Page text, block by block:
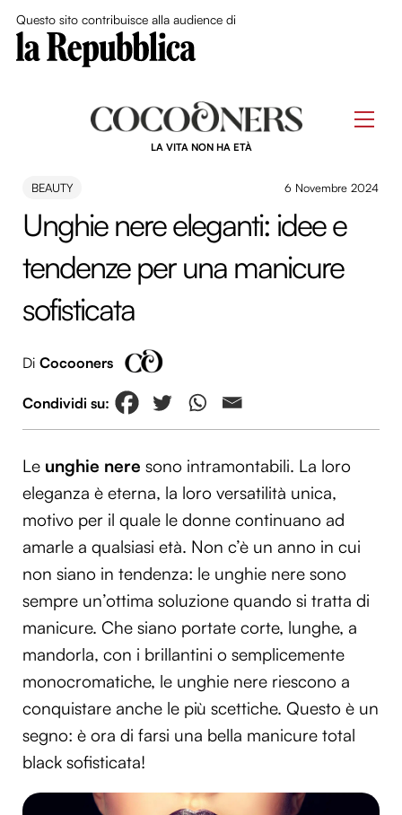
Questo sito contribuisce alla audience di
LA VITA NON HA ETÀ
BEAUTY 6 Novembre 2024
Unghie nere eleganti: idee e
tendenze per una manicure
sofisticata
Di Cocooners
Le unghie nere sono intramontabili. La loro
eleganza è eterna, la loro versatilità unica,
motivo per il quale le donne continuano ad
amarle a qualsiasi età. Non c’è un anno in cui
non siano in tendenza: le unghie nere sono
sempre un’ottima soluzione quando si tratta di
manicure. Che siano portate corte, lunghe, a
mandorla, con i brillantini o semplicemente
monocromatiche, le unghie nere riescono a
conquistare anche le più scettiche. Questo è un
segno: è ora di farsi una bella manicure total
black sofisticata!